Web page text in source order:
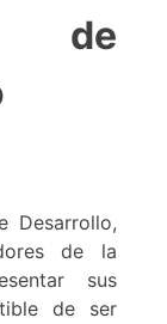
de
Desarrollo,
de la
sus
de ser